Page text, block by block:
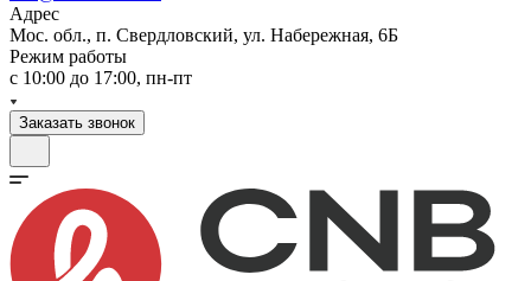
Адрес
Мос. обл., п. Свердловский, ул. Набережная, 6Б
Режим работы
c 10:00 до 17:00, пн-пт
Заказать звонок